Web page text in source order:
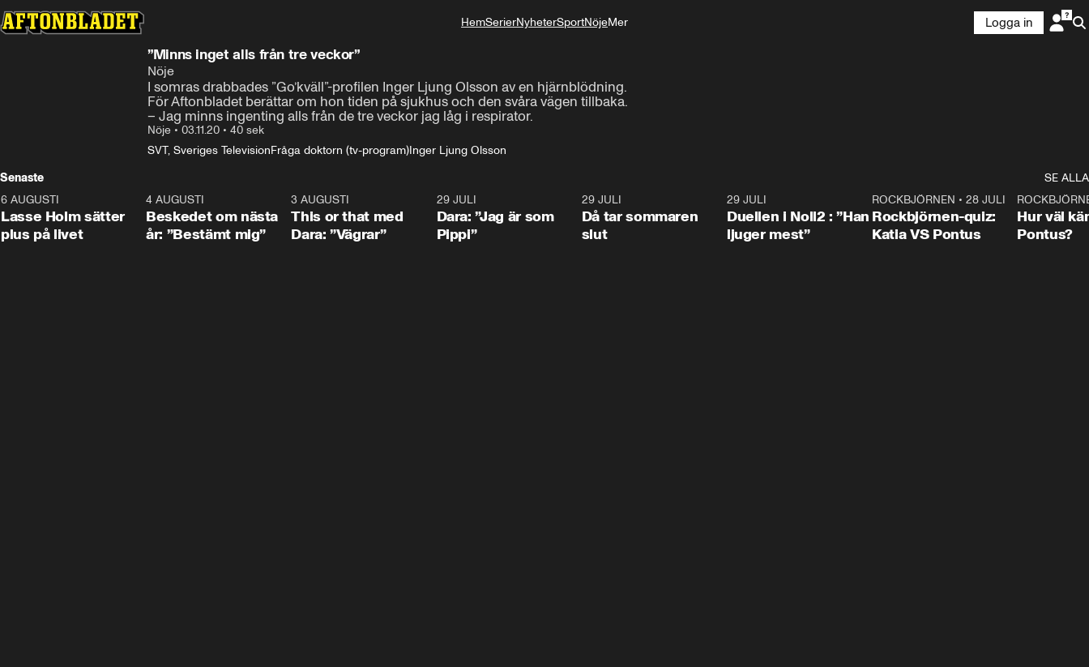
HemSerierNyheterSportNöjeMer
Logga in
”Minns inget alls från tre veckor”
Nöje
I somras drabbades ”Go’kväll”-profilen Inger Ljung Olsson av en hjärnblödning.
För Aftonbladet berättar om hon tiden på sjukhus och den svåra vägen tillbaka.
– Jag minns ingenting alls från de tre veckor jag låg i respirator.
Nöje • 03.11.20 • 40 sek
SVT, Sveriges TelevisionFråga doktorn (tv-program)Inger Ljung Olsson
Senaste
SE ALLA
1:04
6 AUGUSTI
Lasse Holm sätter
plus på livet
0:24
4 AUGUSTI
Beskedet om nästa
år: ”Bestämt mig”
3 AUGUSTI
This or that med
Dara: ”Vägrar”
29 JULI
Dara: ”Jag är som
Pippi”
29 JULI
Då tar sommaren
slut
29 JULI
Duellen i Noll2 : ”Han
ljuger mest”
0:15
ROCKBJÖRNEN •28 JULI
Rockbjörnen-quiz:
Katia VS Pontus
Hur väl
Pontus?